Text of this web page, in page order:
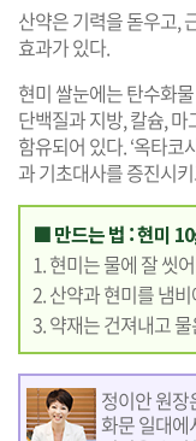
산약은 기력을 돋우고,
효과가 있다.
현미 쌀눈에는 탄수화
단백질과 지방, 칼슘,
함유되어 있다. ‘옥타코
과 기초대사를 증진시
■ 만드는 법 : 현미
1. 현미는 물에 잘 씻
2. 산약과 현미를 냄
3. 약재는 건져내고
정이안 원
화문 일대